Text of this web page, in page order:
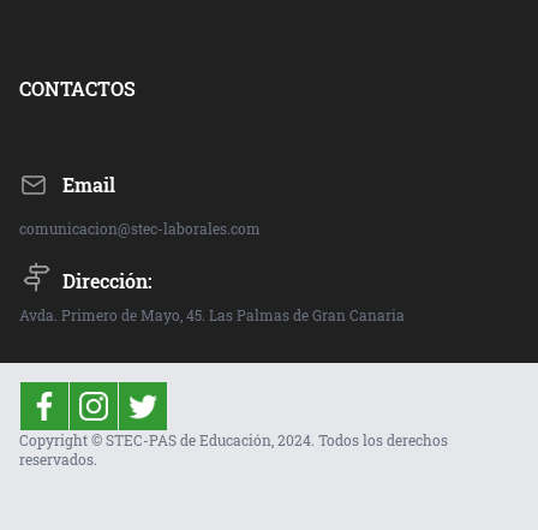
CONTACTOS
Email
comunicacion@stec-laborales.com
Dirección:
Avda. Primero de Mayo, 45. Las Palmas de Gran Canaria
Copyright © STEC-PAS de Educación, 2024. Todos los derechos
reservados.